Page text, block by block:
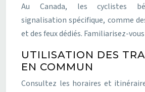
Au Canada, les cyclistes
signalisation spécifique, comme
et des feux dédiés. Familiarisez-
UTILISATION DES
EN COMMUN
Consultez les horaires et